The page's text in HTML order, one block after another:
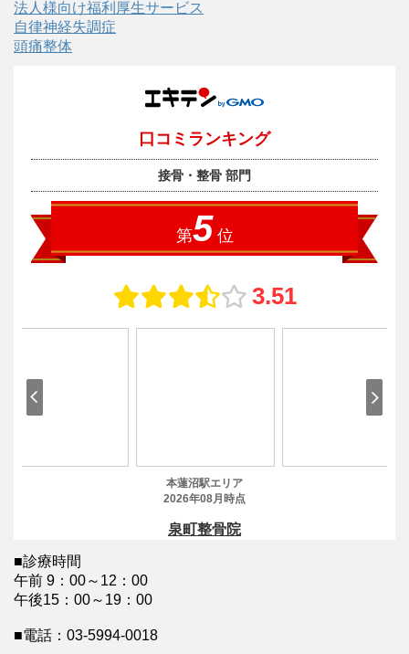
法人様向け福利厚生サービス
自律神経失調症
頭痛整体
■診療時間
午前 9：00～12：00
午後15：00～19：00
■電話：03-5994-0018